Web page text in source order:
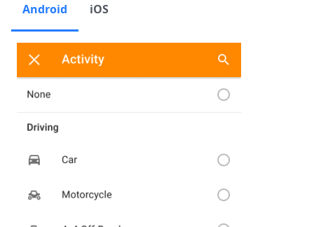
Android iOS